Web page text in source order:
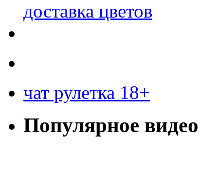
доставка цветов
чат рулетка 18+
Популярное видео